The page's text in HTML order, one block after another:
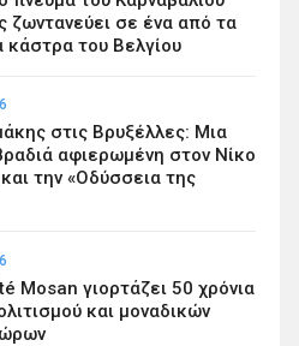
ζωντανεύει σε ένα από τα
του Βελγίου
στις Βρυξέλλες: Μια
αφιερωμένη στον Νίκο
την «Οδύσσεια της
Mosan γιορτάζει 50 χρόνια
και μοναδικών